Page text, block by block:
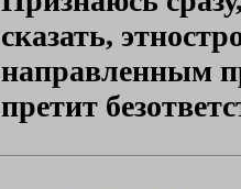
сказать,
направленным
претит